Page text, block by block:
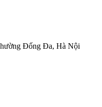
Đống Đa, Hà Nội